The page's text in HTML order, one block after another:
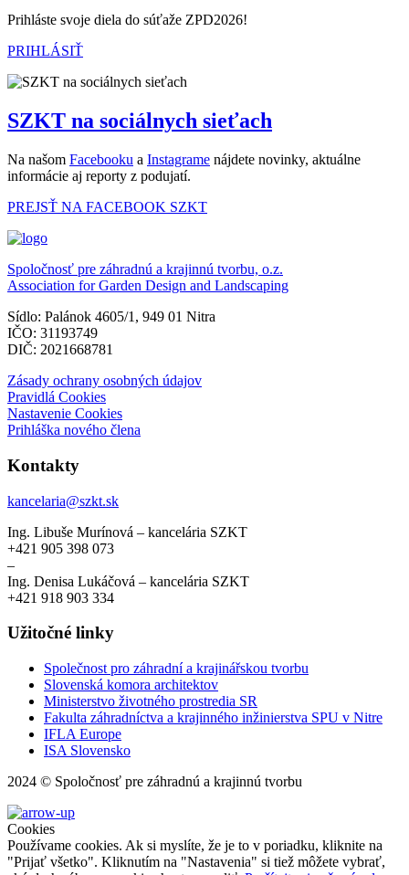
Prihláste svoje diela do súťaže ZPD2026!
PRIHLÁSIŤ
SZKT na sociálnych sieťach
Na našom Facebooku a Instagrame nájdete novinky, aktuálne
informácie aj reporty z podujatí.
PREJSŤ NA FACEBOOK SZKT
Spoločnosť pre záhradnú a krajinnú tvorbu, o.z.
Association for Garden Design and Landscaping
Sídlo: Palánok 4605/1, 949 01 Nitra
IČO: 31193749
DIČ: 2021668781
Zásady ochrany osobných údajov
Pravidlá Cookies
Nastavenie Cookies
Prihláška nového člena
Kontakty
kancelaria@szkt.sk
Ing. Libuše Murínová – kancelária SZKT
+421 905 398 073
–
Ing. Denisa Lukáčová – kancelária SZKT
+421 918 903 334
Užitočné linky
Společnost pro záhradní a krajinářskou tvorbu
Slovenská komora architektov
Ministerstvo životného prostredia SR
Fakulta záhradníctva a krajinného inžinierstva SPU v Nitre
IFLA Europe
ISA Slovensko
2024 © Spoločnosť pre záhradnú a krajinnú tvorbu
Cookies
Používame cookies. Ak si myslíte, že je to v poriadku, kliknite na
"Prijať všetko". Kliknutím na "Nastavenia" si tiež môžete vybrať,